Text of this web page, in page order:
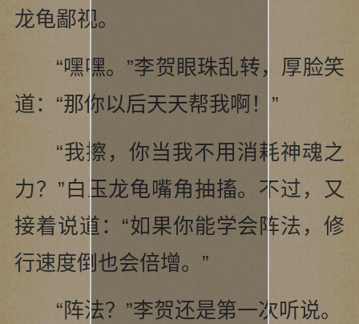
龙龟鄙视。
“嘿嘿。”李贺眼珠乱转，厚脸笑
道：“那你以后天天帮我啊！”
“我擦，你当我不用消耗神魂之
力？”白玉龙龟嘴角抽搐。不过，又
接着说道：“如果你能学会阵法，修
行速度倒也会倍增。”
“阵法？”李贺还是第一次听说。